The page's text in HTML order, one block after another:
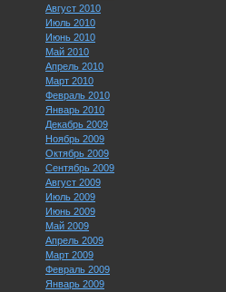
Август 2010
Июль 2010
Июнь 2010
Май 2010
Апрель 2010
Март 2010
Февраль 2010
Январь 2010
Декабрь 2009
Ноябрь 2009
Октябрь 2009
Сентябрь 2009
Август 2009
Июль 2009
Июнь 2009
Май 2009
Апрель 2009
Март 2009
Февраль 2009
Январь 2009